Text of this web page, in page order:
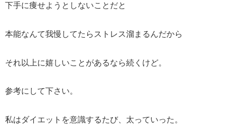
下手に痩せようとしないことだと
本能なんて我慢してたらストレス溜まるんだから
それ以上に嬉しいことがあるなら続くけど。
参考にして下さい。
私はダイエットを意識するたび、太っていった。